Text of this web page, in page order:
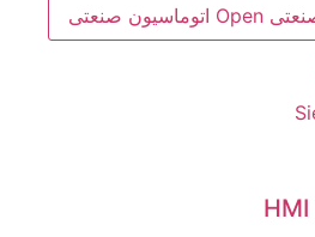
Open اتوماسیون صنعتی